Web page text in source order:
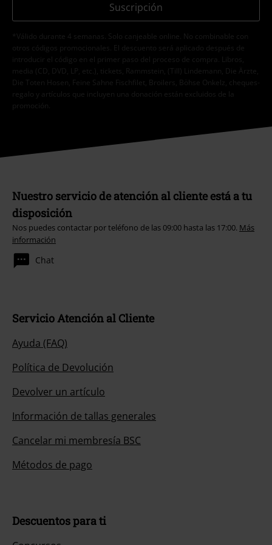
Suscripción
*Válido durante 4 semanas. Solo canjeable online. No combinable con
otros códigos promocionales. El descuento será aplicado después de
introducir el código en el primer paso del proceso de compra. Libros,
media (CD, DVD, LP, etc.), tickets, Rammstein, (Till) Lindemann, Die Ärzte,
Die Toten Hosen, Feine Sahne Fischfilet, Broilers, Böhse Onkelz, cheques-
regalo y artículos que incluyen una donación están excluidos de la
promoción.
Nuestro servicio de atención al cliente está a tu
disposición
Nos puedes contactar por teléfono de las 09:00 hasta las 17:00. Más
información
Chat
Servicio Atención al Cliente
Ayuda (FAQ)
Política de Devolución
Devolver un artículo
Información de tallas generales
Cancelar mi membresía BSC
Métodos de pago
Descuentos para ti